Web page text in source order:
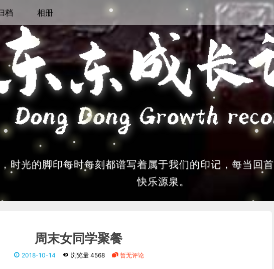
档 相册
时光的脚印每时每刻都谱写着属于我们的印记，每当回
快乐源泉。
周末女同学聚餐
2018-10-14 浏览量 4568 暂无评论